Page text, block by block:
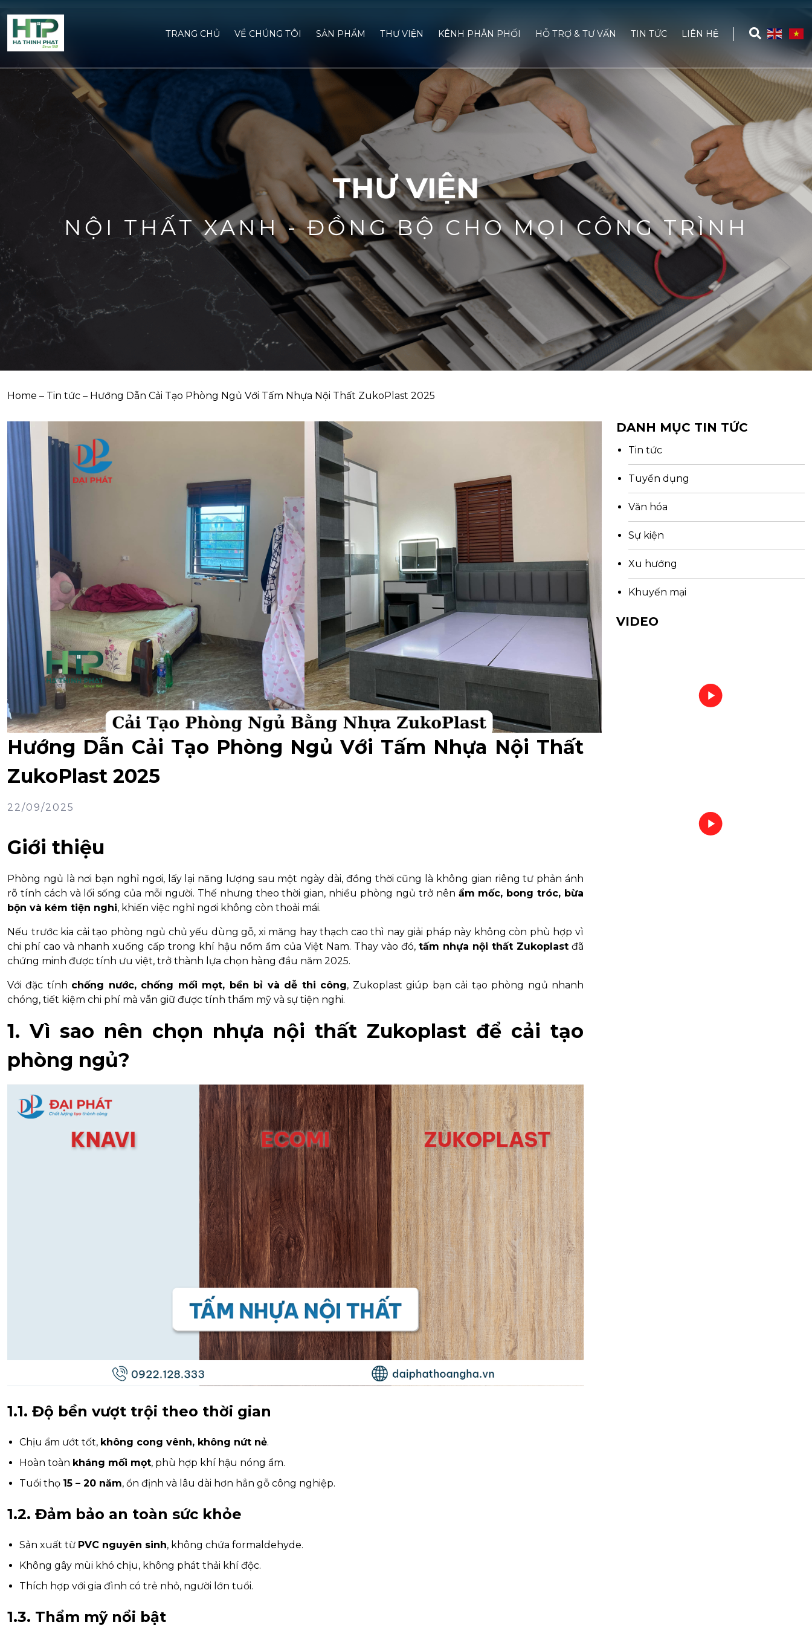
TRANG CHỦ VỀ CHÚNG TÔI SẢN PHẨM THƯ VIỆN KÊNH PHÂN PHỐI HỖ TRỢ & TƯ VẤN TIN TỨC LIÊN HỆ
THƯ VIỆN
NỘI THẤT XANH - ĐỒNG BỘ CHO MỌI CÔNG TRÌNH
Home – Tin tức – Hướng Dẫn Cải Tạo Phòng Ngủ Với Tấm Nhựa Nội Thất ZukoPlast 2025
Hướng Dẫn Cải Tạo Phòng Ngủ Với Tấm Nhựa Nội Thất
ZukoPlast 2025
22/09/2025
Giới thiệu
Phòng ngủ là nơi bạn nghỉ ngơi, lấy lại năng lượng sau một ngày dài, đồng thời cũng là không gian riêng tư phản ánh
rõ tính cách và lối sống của mỗi người. Thế nhưng theo thời gian, nhiều phòng ngủ trở nên ẩm mốc, bong tróc, bừa
bộn và kém tiện nghi, khiến việc nghỉ ngơi không còn thoải mái.
Nếu trước kia cải tạo phòng ngủ chủ yếu dùng gỗ, xi măng hay thạch cao thì nay giải pháp này không còn phù hợp vì
chi phí cao và nhanh xuống cấp trong khí hậu nồm ẩm của Việt Nam. Thay vào đó, tấm nhựa nội thất Zukoplastđã
chứng minh được tính ưu việt, trở thành lựa chọn hàng đầu năm 2025.
Với đặc tính chống nước, chống mối mọt, bền bỉ và dễ thi công, Zukoplast giúp bạn cải tạo phòng ngủ nhanh
chóng, tiết kiệm chi phí mà vẫn giữ được tính thẩm mỹ và sự tiện nghi.
1. Vì sao nên chọn nhựa nội thất Zukoplast để cải tạo
phòng ngủ?
1.1. Độ bền vượt trội theo thời gian
Chịu ẩm ướt tốt, không cong vênh, không nứt nẻ.
Hoàn toàn kháng mối mọt, phù hợp khí hậu nóng ẩm.
Tuổi thọ 15 – 20 năm, ổn định và lâu dài hơn hẳn gỗ công nghiệp.
1.2. Đảm bảo an toàn sức khỏe
Sản xuất từ PVC nguyên sinh, không chứa formaldehyde.
Không gây mùi khó chịu, không phát thải khí độc.
Thích hợp với gia đình có trẻ nhỏ, người lớn tuổi.
1.3. Thẩm mỹ nổi bật
DANH MỤC TIN TỨC
Tin tức
Tuyển dụng
Văn hóa
Sự kiện
Xu hướng
Khuyến mại
VIDEO